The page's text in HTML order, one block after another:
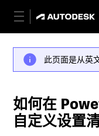
此页面是从英
如何在
自定义设置